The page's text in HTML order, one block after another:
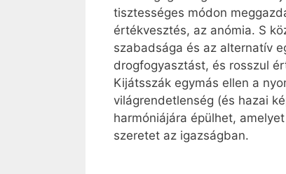
tisztességes módon
értékvesztés, az anómia. S
szabadsága és az alternatív
drogfogyasztást, és rosszul
Kijátsszák egymás ellen a
világrendetlenség (és hazai
harmóniájára épülhet,
szeretet az igazságban.